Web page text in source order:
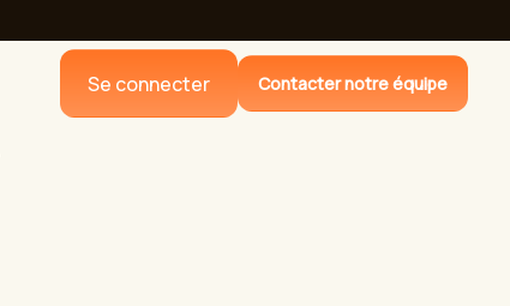
Se connecter Contacter notre équipe